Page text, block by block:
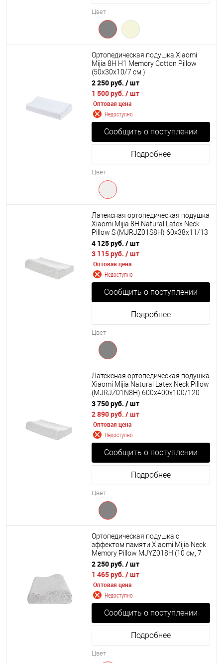
Цвет
Ортопедическая подушка Xiaomi
Mijia 8H H1 Memory Cotton Pillow
(50x30x10/7 см.)
2 250 руб. / шт
1 500 руб. / шт
Оптовая цена
Недоступно
Сообщить о поступлении
Подробнее
Цвет
Латексная ортопедическая подушка
Xiaomi Mijia 8H Natural Latex Neck
Pillow S (MJRJZ01S8H) 60х38х11/13
см.
4 125 руб. / шт
3 115 руб. / шт
Оптовая цена
Недоступно
Сообщить о поступлении
Подробнее
Цвет
Латексная ортопедическая подушка
Xiaomi Mijia Natural Latex Neck Pillow
(MJRJZ01N8H) 600х400х100/120
мм.
3 750 руб. / шт
2 890 руб. / шт
Оптовая цена
Недоступно
Сообщить о поступлении
Подробнее
Цвет
Ортопедическая подушка с
эффектом памяти Xiaomi Mijia Neck
Memory Pillow MJYZ018H (10 см, 7
см высота сторон) 500х300х100 мм.
2 250 руб. / шт
1 465 руб. / шт
Оптовая цена
Недоступно
Сообщить о поступлении
Подробнее
Цвет